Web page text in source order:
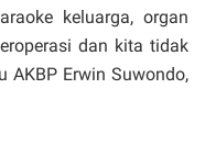
keluarga, organ
dan kita tidak
AKBP Erwin Suwondo,